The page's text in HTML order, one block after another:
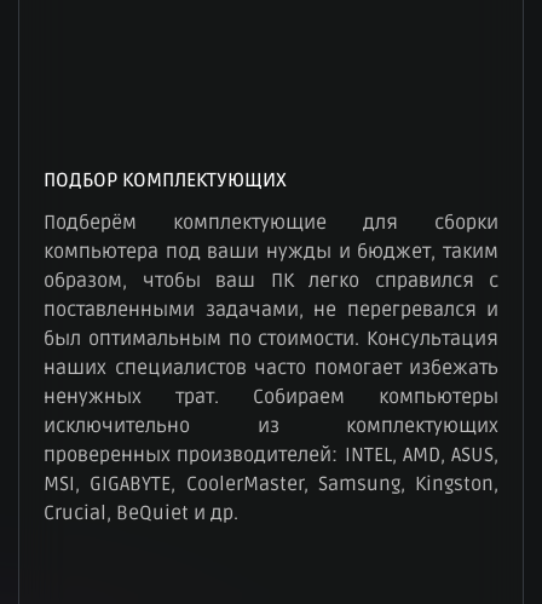
ПОДБОР КОМПЛЕКТУЮЩИХ
Подберём комплектующие для сборки
компьютера под ваши нужды и бюджет, таким
образом, чтобы ваш ПК легко справился с
поставленными задачами, не перегревался и
был оптимальным по стоимости. Консультация
наших специалистов часто помогает избежать
ненужных трат. Собираем компьютеры
исключительно из комплектующих
проверенных производителей: INTEL, AMD, ASUS,
MSI, GIGABYTE, CoolerMaster, Samsung, Kingston,
Crucial, BeQuiet и др.